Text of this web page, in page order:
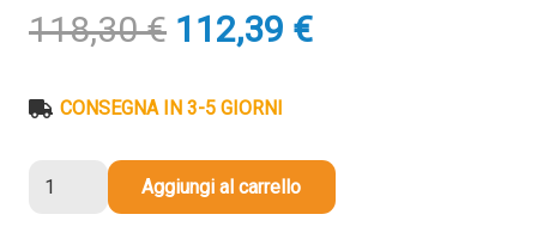
118,30€ Il
prezzo
era:
112,39 €Il
prezzo
CONSEGNA IN 3-5 GIORNI
Aggiungi al carrello